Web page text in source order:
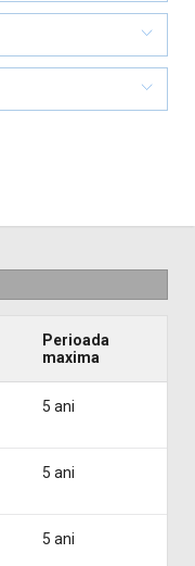
Perioada
maxima
5 ani
5 ani
5 ani